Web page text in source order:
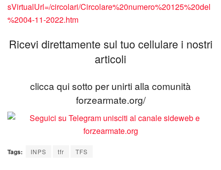
sVirtualUrl=/circolari/Circolare%20numero%20125%20del
%2004-11-2022.htm
Ricevi direttamente sul tuo cellulare i nostri
articoli
clicca qui sotto per unirti alla comunità
forzearmate.org/
Tags: INPS tfr TFS